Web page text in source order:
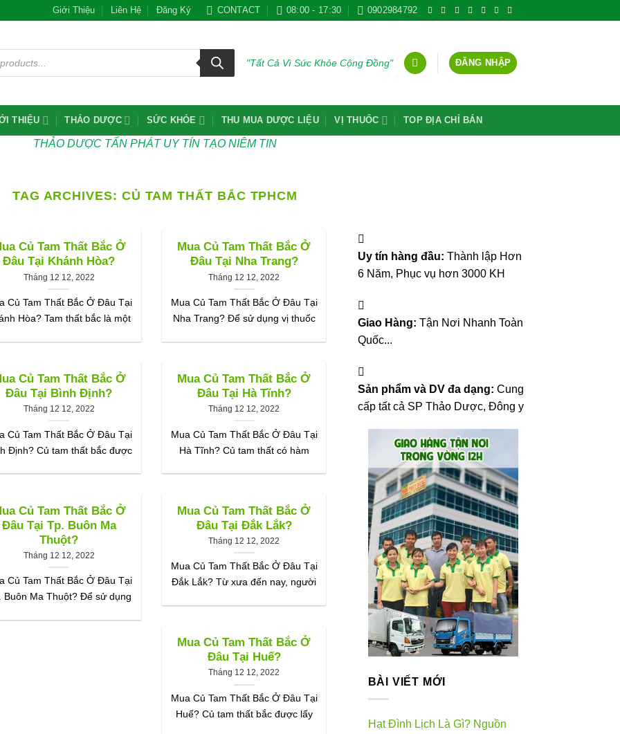
Giới Thiệu Liên Hệ Đăng Ký CONTACT 08:00 - 17:30 0902984792
"Tất Cả Vì Sức Khỏe Cộng Đồng" ĐĂNG NHẬP
THIỆU THẢO DƯỢC SỨC KHỎE THU MUA DƯỢC LIỆU VỊ THUỐC TOP ĐỊA CHỈ BÁN
THẢO DƯỢC TẤN PHÁT UY TÍN TẠO NIÊM TIN
TAG ARCHIVES: CỦ TAM THẤT BẮC TPHCM
Củ Tam Thất Bắc Ở
Đâu Tại Khánh Hòa?
Tháng 12 12, 2022
Củ Tam Thất Bắc Ở Đâu Tại
Hòa? Tam thất bắc là một
Mua Củ Tam Thất Bắc Ở
Đâu Tại Nha Trang?
Tháng 12 12, 2022
Mua Củ Tam Thất Bắc Ở Đâu Tại
Nha Trang? Để sử dụng vị thuốc
Củ Tam Thất Bắc Ở
Đâu Tại Bình Định?
Tháng 12 12, 2022
Củ Tam Thất Bắc Ở Đâu Tại
Định? Củ tam thất bắc được
Mua Củ Tam Thất Bắc Ở
Đâu Tại Hà Tĩnh?
Tháng 12 12, 2022
Mua Củ Tam Thất Bắc Ở Đâu Tại
Hà Tĩnh? Củ tam thất có hàm
Củ Tam Thất Bắc Ở
Đâu Tại Tp. Buôn Ma
Thuột?
Tháng 12 12, 2022
Củ Tam Thất Bắc Ở Đâu Tại
Buôn Ma Thuột? Để sử dụng
Mua Củ Tam Thất Bắc Ở
Đâu Tại Đắk Lắk?
Tháng 12 12, 2022
Mua Củ Tam Thất Bắc Ở Đâu Tại
Đắk Lắk? Từ xưa đến nay, người
Mua Củ Tam Thất Bắc Ở
Đâu Tại Huế?
Tháng 12 12, 2022
Mua Củ Tam Thất Bắc Ở Đâu Tại
Huế? Củ tam thất bắc được lấy
Uy tín hàng đầu: Thành lập Hơn
6 Năm, Phục vụ hơn 3000 KH
Giao Hàng: Tận Nơi Nhanh Toàn
Quốc...
Sản phẩm và DV đa dạng: Cung
cấp tất cả SP Thảo Dược, Đông y
BÀI VIẾT MỚI
Hạt Đình Lịch Là Gì? Nguồn